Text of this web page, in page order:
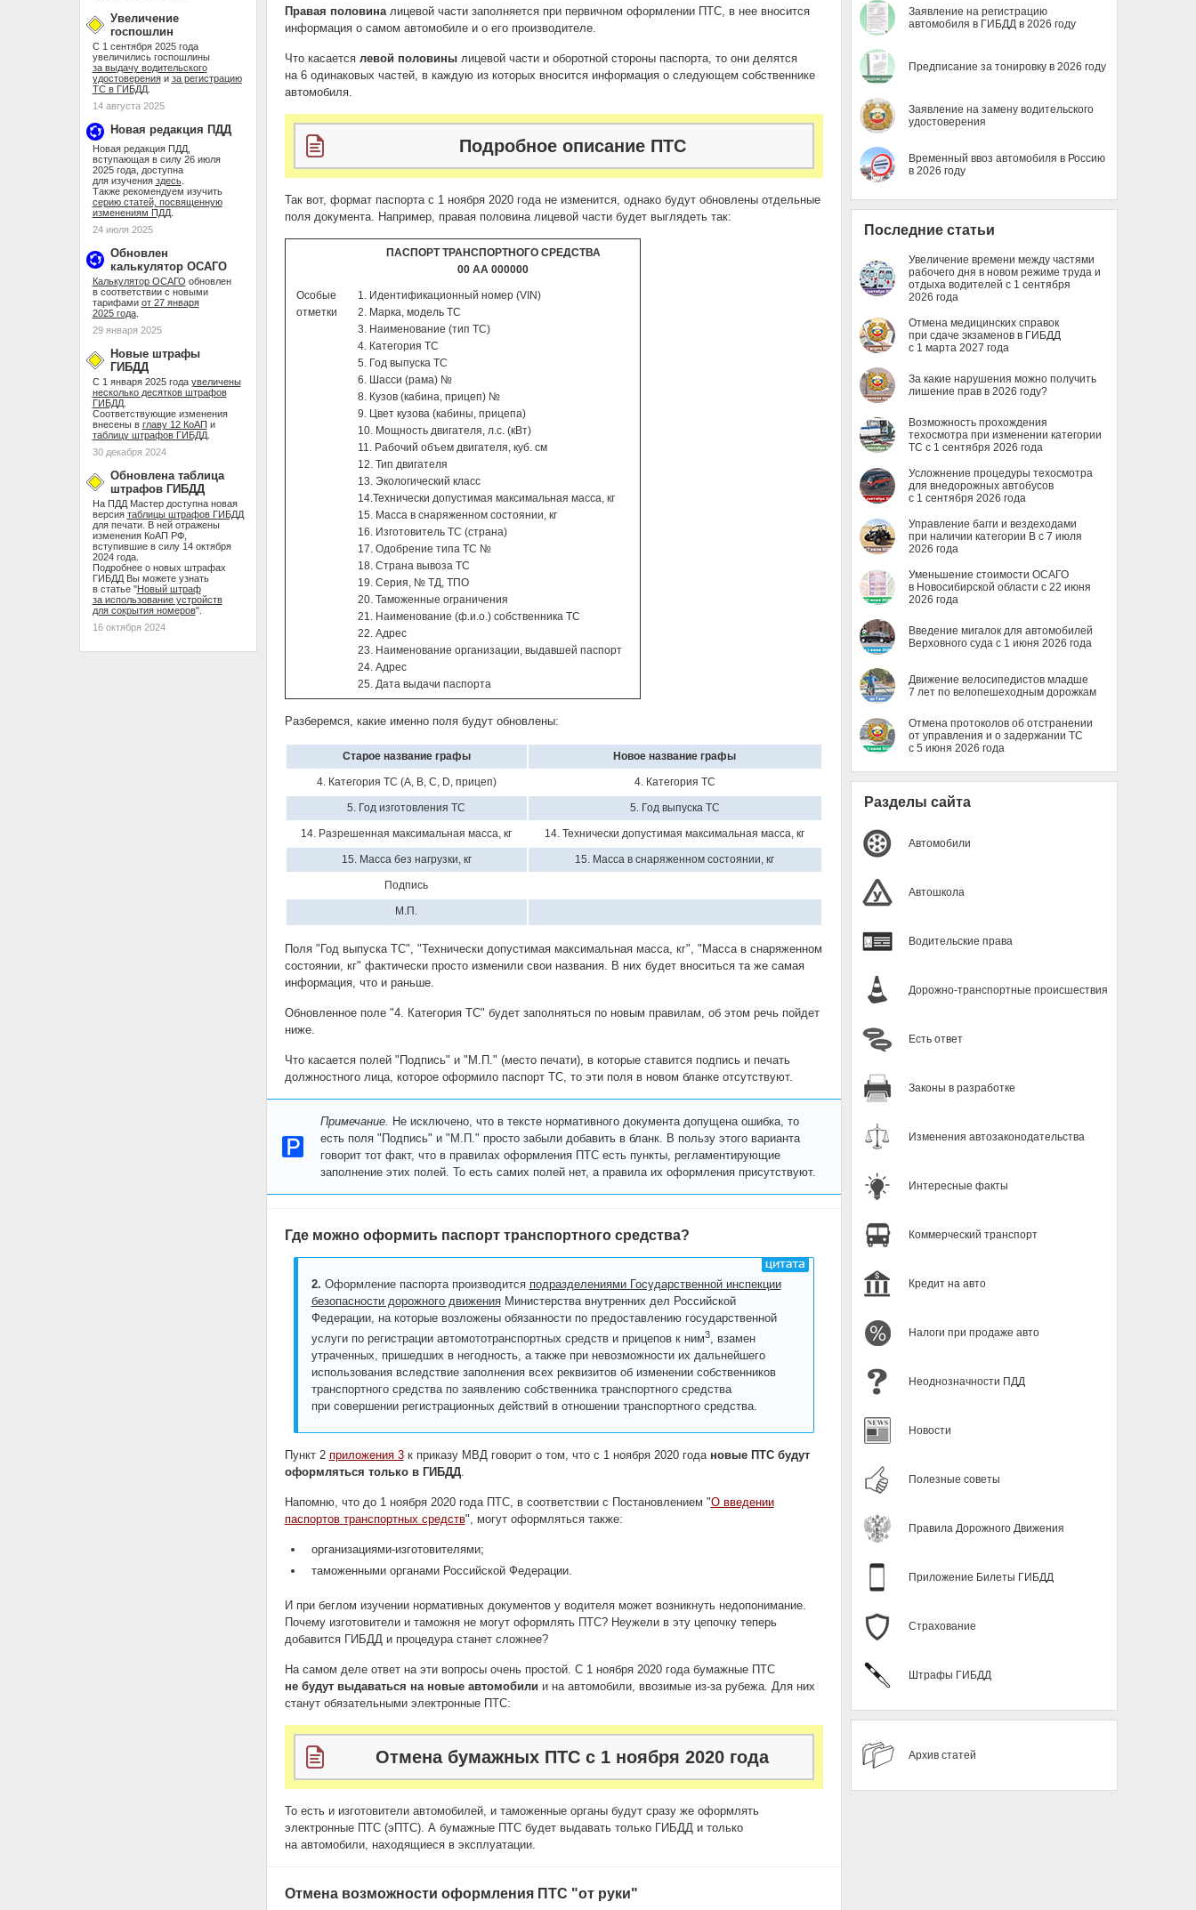
Увеличение
госпошлин
С 1 сентября 2025 года
увеличились госпошлины
за выдачу водительского
удостоверенияи за регистрацию
ТС в ГИБДД.
14 августа 2025
Новая редакция ПДД
Новая редакция ПДД,
вступающая в силу 26 июля
2025 года, доступна
для изучения здесь.
Также рекомендуем изучить
серию статей, посвященную
изменениям ПДД.
24 июля 2025
Обновлен
калькулятор ОСАГО
Калькулятор ОСАГО обновлен
в соответствии с новыми
тарифами от 27 января
2025 года.
29 января 2025
Новые штрафы
ГИБДД
С 1 января 2025 года увеличены
несколько десятков штрафов
ГИБДД.
Соответствующие изменения
внесены в главу 12 КоАП и
таблицу штрафов ГИБДД.
30 декабря 2024
Обновлена таблица
штрафов ГИБДД
На ПДД Мастер доступна новая
версия таблицы штрафов ГИБДД
для печати. В ней отражены
изменения КоАП РФ,
вступившие в силу 14 октября
2024 года.
Подробнее о новых штрафах
ГИБДД Вы можете узнать
в статье "Новый штраф
за использование устройств
для сокрытия номеров".
16 октября 2024
Правая половиналицевой части заполняется при первичном оформлении ПТС, в нее вносится
информация о самом автомобиле и о его производителе.
Что касается левой половинылицевой части и оборотной стороны паспорта, то они делятся
на 6 одинаковых частей, в каждую из которых вносится информация о следующем собственнике
автомобиля.
Подробное описание ПТС
Так вот, формат паспорта с 1 ноября 2020 года не изменится, однако будут обновлены отдельные
поля документа. Например, правая половина лицевой части будет выглядеть так:
ПАСПОРТ ТРАНСПОРТНОГО СРЕДСТВА
00 АА 000000
Особые
отметки
1. Идентификационный номер (VIN)
2. Марка, модель ТС
3. Наименование (тип ТС)
4. Категория ТС
5. Год выпуска ТС
6. Шасси (рама) №
8. Кузов (кабина, прицеп) №
9. Цвет кузова (кабины, прицепа)
10. Мощность двигателя, л.с. (кВт)
11. Рабочий объем двигателя, куб. см
12. Тип двигателя
13. Экологический класс
14.Технически допустимая максимальная масса, кг
15. Масса в снаряженном состоянии, кг
16. Изготовитель ТС (страна)
17. Одобрение типа ТС №
18. Страна вывоза ТС
19. Серия, № ТД, ТПО
20. Таможенные ограничения
21. Наименование (ф.и.о.) собственника ТС
22. Адрес
23. Наименование организации, выдавшей паспорт
24. Адрес
25. Дата выдачи паспорта
Разберемся, какие именно поля будут обновлены:
Старое название графы Новое название графы
4. Категория ТС (A, B, C, D, прицеп) 4. Категория ТС
5. Год изготовления ТС 5. Год выпуска ТС
14. Разрешенная максимальная масса, кг 14. Технически допустимая максимальная масса, кг
15. Масса без нагрузки, кг 15. Масса в снаряженном состоянии, кг
Подпись
М.П.
Поля "Год выпуска ТС", "Технически допустимая максимальная масса, кг", "Масса в снаряженном
состоянии, кг" фактически просто изменили свои названия. В них будет вноситься та же самая
информация, что и раньше.
Обновленное поле "4. Категория ТС" будет заполняться по новым правилам, об этом речь пойдет
ниже.
Что касается полей "Подпись" и "М.П." (место печати), в которые ставится подпись и печать
должностного лица, которое оформило паспорт ТС, то эти поля в новом бланке отсутствуют.
Примечание. Не исключено, что в тексте нормативного документа допущена ошибка, то
есть поля "Подпись" и "М.П." просто забыли добавить в бланк. В пользу этого варианта
говорит тот факт, что в правилах оформления ПТС есть пункты, регламентирующие
заполнение этих полей. То есть самих полей нет, а правила их оформления присутствуют.
Где можно оформить паспорт транспортного средства?
2. Оформление паспорта производится подразделениями Государственной инспекции
безопасности дорожного движенияМинистерства внутренних дел Российской
Федерации, на которые возложены обязанности по предоставлению государственной
услуги по регистрации автомототранспортных средств и прицепов к ним3, взамен
утраченных, пришедших в негодность, а также при невозможности их дальнейшего
использования вследствие заполнения всех реквизитов об изменении собственников
транспортного средства по заявлению собственника транспортного средства
при совершении регистрационных действий в отношении транспортного средства.
Пункт 2 приложения 3к приказу МВД говорит о том, что с 1 ноября 2020 года новые ПТС будут
оформляться только в ГИБДД.
Напомню, что до 1 ноября 2020 года ПТС, в соответствии с Постановлением "О введении
паспортов транспортных средств", могут оформляться также:
организациями-изготовителями;
таможенными органами Российской Федерации.
И при беглом изучении нормативных документов у водителя может возникнуть недопонимание.
Почему изготовители и таможня не могут оформлять ПТС? Неужели в эту цепочку теперь
добавится ГИБДД и процедура станет сложнее?
На самом деле ответ на эти вопросы очень простой. С 1 ноября 2020 года бумажные ПТС
не будут выдаваться на новые автомобили и на автомобили, ввозимые из-за рубежа. Для них
станут обязательными электронные ПТС:
Отмена бумажных ПТС с 1 ноября 2020 года
То есть и изготовители автомобилей, и таможенные органы будут сразу же оформлять
электронные ПТС (эПТС). А бумажные ПТС будет выдавать только ГИБДД и только
на автомобили, находящиеся в эксплуатации.
Отмена возможности оформления ПТС "от руки"
Заявление на регистрацию
автомобиля в ГИБДД в 2026 году
Предписание за тонировку в 2026 году
Заявление на замену водительского
удостоверения
Временный ввоз автомобиля в Россию
в 2026 году
Последние статьи
Увеличение времени между частями
рабочего дня в новом режиме труда и
отдыха водителей с 1 сентября
2026 года
Отмена медицинских справок
при сдаче экзаменов в ГИБДД
с 1 марта 2027 года
За какие нарушения можно получить
лишение прав в 2026 году?
Возможность прохождения
техосмотра при изменении категории
ТС с 1 сентября 2026 года
Усложнение процедуры техосмотра
для внедорожных автобусов
с 1 сентября 2026 года
Управление багги и вездеходами
при наличии категории B с 7 июля
2026 года
Уменьшение стоимости ОСАГО
в Новосибирской области с 22 июня
2026 года
Введение мигалок для автомобилей
Верховного суда с 1 июня 2026 года
Движение велосипедистов младше
7 лет по велопешеходным дорожкам
Отмена протоколов об отстранении
от управления и о задержании ТС
с 5 июня 2026 года
Разделы сайта
Автомобили
Автошкола
Водительские права
Дорожно-транспортные происшествия
Есть ответ
Законы в разработке
Изменения автозаконодательства
Интересные факты
Коммерческий транспорт
Кредит на авто
Налоги при продаже авто
Неоднозначности ПДД
Новости
Полезные советы
Правила Дорожного Движения
Приложение Билеты ГИБДД
Страхование
Штрафы ГИБДД
Архив статей